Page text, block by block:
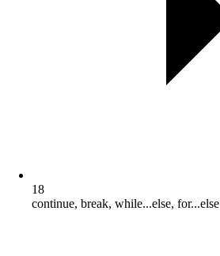
18
continue, break, while...else, for...else